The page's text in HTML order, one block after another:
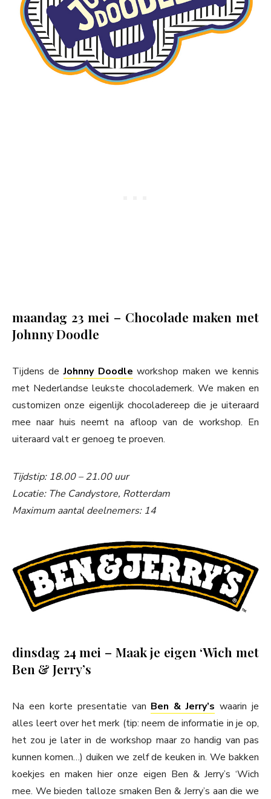
maandag 23 mei – Chocolade maken met
Johnny Doodle
Tijdens deJohnny Doodle workshop maken we kennis
met Nederlandse leukste chocolademerk. We maken en
customizen onze eigenlijk chocoladereep die je uiteraard
mee naar huis neemt na afloop van de workshop. En
uiteraard valt er genoeg te proeven.
Tijdstip: 18.00 – 21.00 uur
Locatie: The Candystore, Rotterdam
Maximum aantal deelnemers: 14
dinsdag 24 mei – Maak je eigen ‘Wich met
Ben & Jerry’s
Na een korte presentatie van Ben & Jerry’s waarin je
alles leert over het merk (tip: neem de informatie in je op,
het zou je later in de workshop maar zo handig van pas
kunnen komen…) duiken we zelf de keuken in. We bakken
koekjes en maken hier onze eigen Ben & Jerry’s ‘Wich
mee. We bieden talloze smaken Ben & Jerry’s aan die we